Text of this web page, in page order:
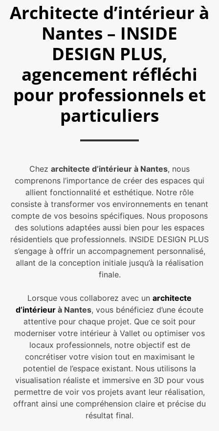
Architecte d’intérieur à
Nantes – INSIDE
DESIGN PLUS,
agencement réfléchi
pour professionnels et
particuliers
Chez architecte d’intérieur à Nantes, nous
comprenons l’importance de créer des espaces qui
allient fonctionnalité et esthétique. Notre rôle
consiste à transformer vos environnements en tenant
compte de vos besoins spécifiques. Nous proposons
des solutions adaptées aussi bien pour les espaces
résidentiels que professionnels. INSIDE DESIGN PLUS
s’engage à offrir un accompagnement personnalisé,
allant de la conception initiale jusqu’à la réalisation
finale.
Lorsque vous collaborez avec un architecte
d’intérieur à Nantes, vous bénéficiez d’une écoute
attentive pour chaque projet. Que ce soit pour
moderniser votre intérieur à Vallet ou optimiser vos
locaux professionnels, notre objectif est de
concrétiser votre vision tout en maximisant le
potentiel de l’espace existant. Nous utilisons la
visualisation réaliste et immersive en 3D pour vous
permettre de voir vos projets avant leur réalisation,
offrant ainsi une compréhension claire et précise du
résultat final.